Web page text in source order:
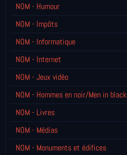
NOM - Humour
NOM - Impôts
NOM - Informatique
NOM - Internet
NOM - Jeux vidéo
NOM - Hommes en noir/Men in black
NOM - Livres
NOM - Médias
NOM - Monuments et édifices